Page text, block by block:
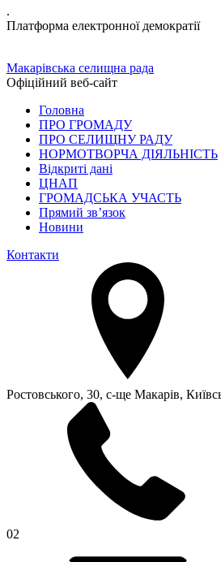
.
Платформа електронної демократії
Макарівська селищна рада
Офіційний веб-сайт
Головна
ПРО ГРОМАДУ
ПРО СЕЛИЩНУ РАДУ
НОРМОТВОРЧА ДІЯЛЬНІСТЬ
Відкриті дані
ЦНАП
ГРОМАДСЬКА УЧАСТЬ
Прямий зв’язок
Новини
Контакти
Ростовського, 30, с-ще Макарів,
02